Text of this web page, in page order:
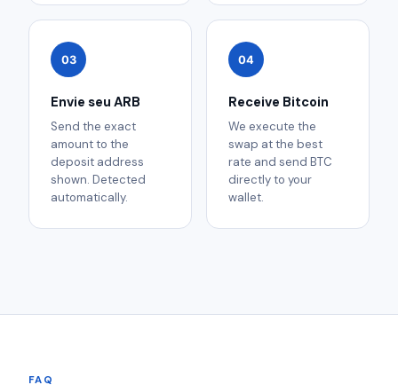
03
Envie seu ARB
Send the exact
amount to the
deposit address
shown. Detected
automatically.
04
Receive Bitcoin
We execute the
swap at the best
rate and send BTC
directly to your
wallet.
FAQ